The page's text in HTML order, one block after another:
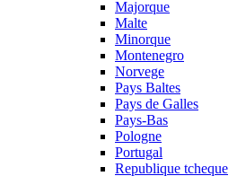
Majorque
Malte
Minorque
Montenegro
Norvege
Pays Baltes
Pays de Galles
Pays-Bas
Pologne
Portugal
Republique tcheque